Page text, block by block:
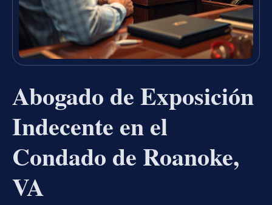
Abogado de Exposición
Indecente en el
Condado de Roanoke,
VA